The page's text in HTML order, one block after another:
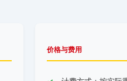
价格与费用